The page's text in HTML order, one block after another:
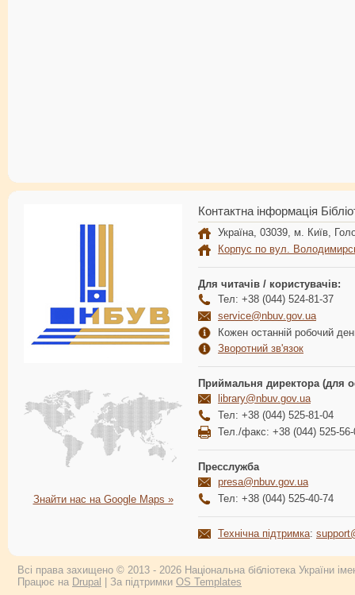
Знайти нас на Google Maps »
Контактна інформація
Україна, 03039, м. Київ,
Корпус по вул.
Для читачів / користувачів:
Тел: +38 (044) 524-81-37
service@nbuv.gov.ua
Кожен останній робочий
Зворотний зв'язок
Приймальня директора (для
library@nbuv.gov.ua
Тел: +38 (044) 525-81-04
Тел./факс: +38 (044) 525-56-
Пресслужба
presa@nbuv.gov.ua
Тел: +38 (044) 525-40-74
Технічна підтримка:
Всі права захищено © 2013 - 2026 Національна бібліотека України
Працює на Drupal | За підтримки OS Templates